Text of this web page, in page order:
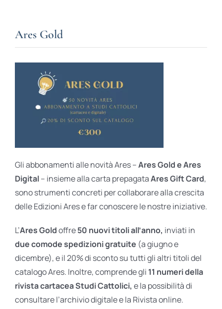
Ares Gold
Gli abbonamenti alle novità Ares –Ares Gold e Ares
Digital– insieme alla carta prepagataAres Gift Card,
sono strumenti concreti per collaborare alla crescita
delle Edizioni Ares e far conoscere le nostre iniziative.
L’Ares Goldoffre50 nuovi titoli all’anno, inviati in
due comode spedizioni gratuite (a giugno e
dicembre), e il 20% di sconto su tutti gli altri titoli del
catalogo Ares. Inoltre, comprende gli 11 numeri della
rivista cartacea Studi Cattolici, e la possibilità di
consultare l’archivio digitale e la Rivista online.